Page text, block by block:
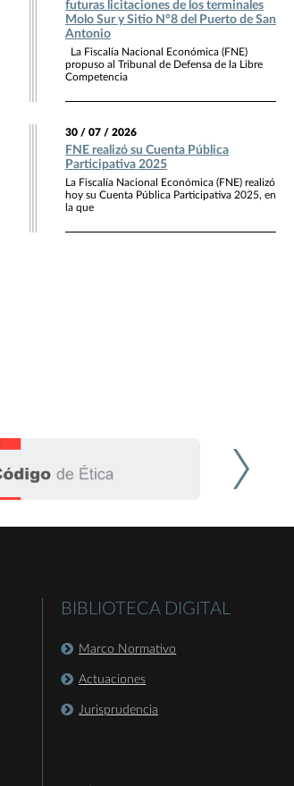
futuras licitaciones de los terminales
Molo Sur y Sitio N°8 del Puerto de San
Antonio
La Fiscalía Nacional Económica (FNE)
propuso al Tribunal de Defensa de la Libre
Competencia
30 / 07 / 2026
FNE realizó su Cuenta Pública
Participativa 2025
La Fiscalía Nacional Económica (FNE) realizó
hoy su Cuenta Pública Participativa 2025, en
la que
BIBLIOTECA DIGITAL
Marco Normativo
Actuaciones
Jurisprudencia